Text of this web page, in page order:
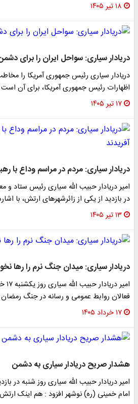
۱۸ تیر ۱۴۰۵
دریادار سیاری: سواحل ایران را برای‌
دریادار سیاری رئیس جمهوری آمریکا را
اظهارات رئیس جمهوری آمریکا، برای آن
۱۷ تیر ۱۴۰۵
دریادار سیاری: مردم در مراسم وداع با
امیر دریادار حبیب الله سیاری رئیس ستاد
در بازدید از یکی از زائرشهرهای ارتش، با
۱۳ تیر ۱۴۰۵
دریادار سیاری: میدان جنگ نرم را رها
فعالان روابط عمومی و رسانه در جنگ
۱۷ خرداد ۱۴۰۵
هشدار صریح دریادار سیاری به دشمن
امیر دریادار حبیب الله سیاری روز شنبه در
امام خمینی (ره) نوشهر افزود : هم اینک